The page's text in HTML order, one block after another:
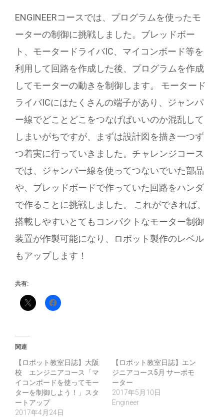
ENGINEERコースでは、プログラムを使ったモ
ーターの制御に挑戦しました。ブレッドボー
ト、モータードライバIC、マイコンボード等を
利用して回路を作成した後、プログラムを作成
してモーターの動きを制御します。 モータード
ライバICにはたくさんの端子があり、ジャンパ
ー線でどことどこをつなげばいいのか混乱して
しまいがちですが、まずは設計図を描き一つず
つ着実に行っていきました。チャレンジコース
では、ジャンパー線を使ってつないでいた部品
や、ブレッドボードで作っていた回路をハンダ
で作ることに挑戦しました。 これができれば、
搭載しやすいとてもコンパクトなモーター制御
装置が作製可能になり、ロボット製作のレベル
もアップします！
共有:
関連
【ロボット教室日誌】大阪
校 エンジニアコース「マ
イコンボードを使ってモー
ターを制御しよう！」スタ
ートアップ
2017年4月24日
【ロボット教室日誌】エン
ジニアコース5月 サーボモ
ーター
2017年5月10日
Engineer